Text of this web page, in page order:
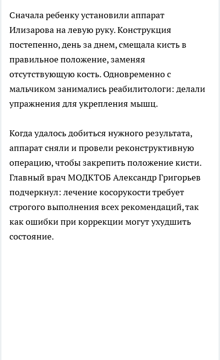
Сначала ребенку установили аппарат
Илизарова на левую руку. Конструкция
постепенно, день за днем, смещала кисть в
правильное положение, заменяя
отсутствующую кость. Одновременно с
мальчиком занимались реабилитологи: делали
упражнения для укрепления мышц.
Когда удалось добиться нужного результата,
аппарат сняли и провели реконструктивную
операцию, чтобы закрепить положение кисти.
Главный врач МОДКТОБ Александр Григорьев
подчеркнул: лечение косорукости требует
строгого выполнения всех рекомендаций, так
как ошибки при коррекции могут ухудшить
состояние.